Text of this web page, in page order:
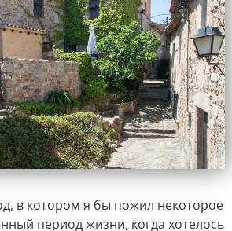
в котором я бы пожил некоторое
период жизни, когда хотелось